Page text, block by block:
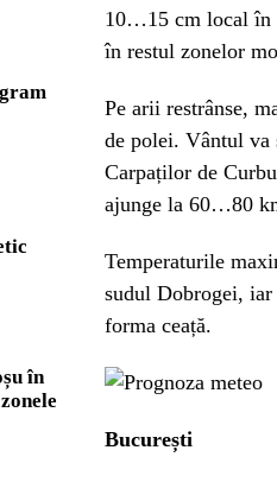
în
10…15 cm local în
în restul zonelor
Pe arii restrânse,
de polei. Vântul va
Carpaților de
ajunge la 60…80
Temperaturile
sudul Dobrogei,
forma ceață.
București